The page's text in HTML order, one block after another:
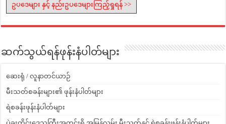
ဥပဒေများ နှင့် နည်းဥပဒေများကြည့်ရှုရန် >>
ဆက်သွယ်ရန်ဖုန်းနံပါတ်များ
ဆေးရုံ / လူနာတင်ယာဉ်
မီးသတ်စခန်းများ၏ ဖုန်းနံပါတ်များ
ရဲစခန်းဖုန်းနံပါတ်များ